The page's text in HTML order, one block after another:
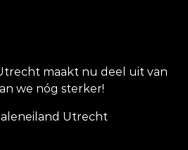
maakt nu deel uit van
we nóg sterker!
Utrecht